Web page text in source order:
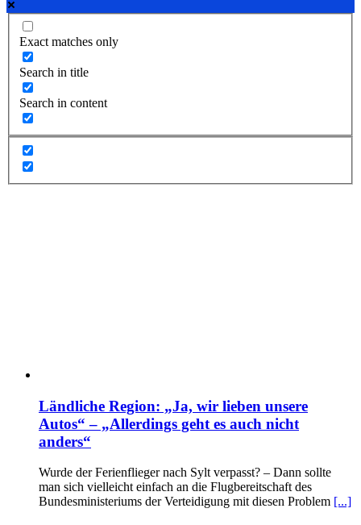
Exact matches only
Search in title
Search in content
Ländliche Region: „Ja, wir lieben unsere
Autos“ – „Allerdings geht es auch nicht
anders“
Wurde der Ferienflieger nach Sylt verpasst? – Dann sollte
man sich vielleicht einfach an die Flugbereitschaft des
Bundesministeriums der Verteidigung mit diesen Problem [...]